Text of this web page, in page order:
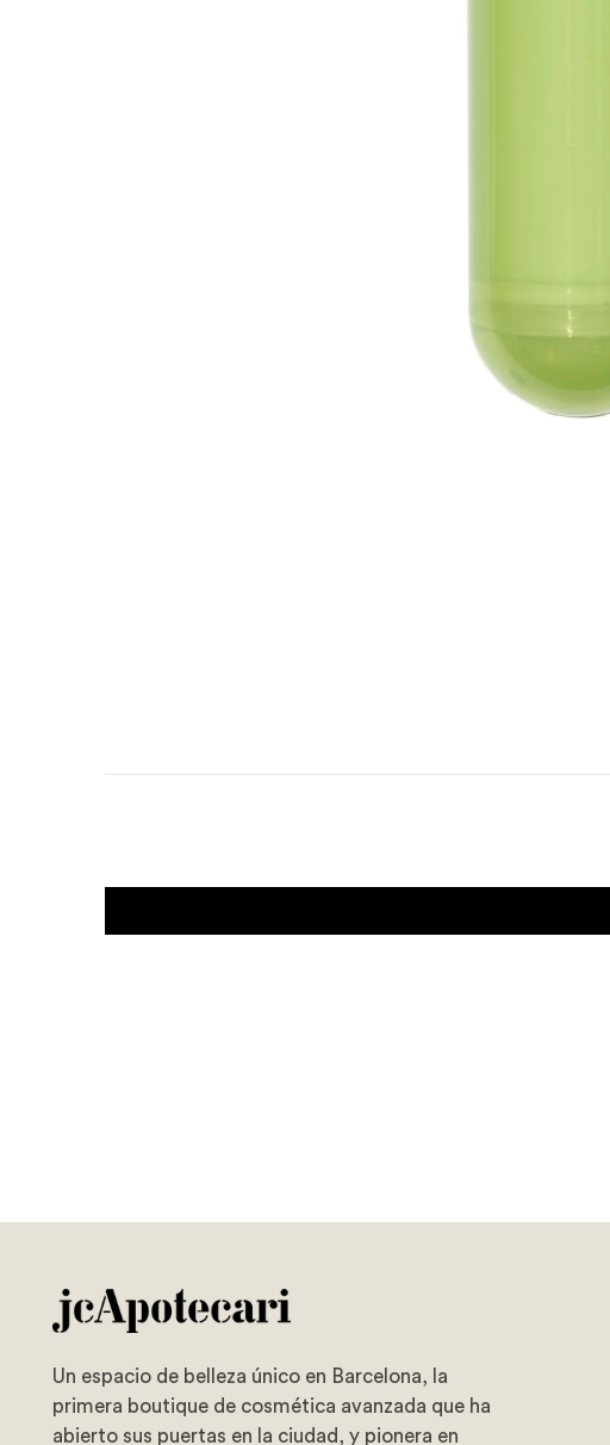
Un espacio de belleza único en Barcelona, la
primera boutique de cosmética avanzada que ha
abierto sus puertas en la ciudad, y pionera en